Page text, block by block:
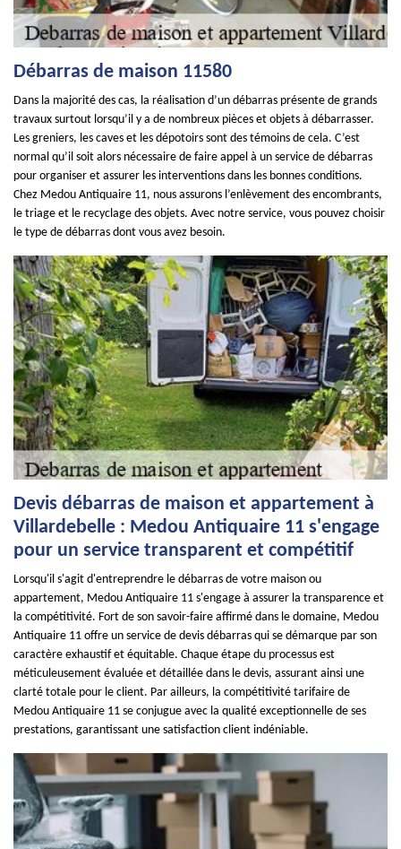
Débarras de maison 11580
Dans la majorité des cas, la réalisation d’un débarras présente de grands
travaux surtout lorsqu’il y a de nombreux pièces et objets à débarrasser.
Les greniers, les caves et les dépotoirs sont des témoins de cela. C’est
normal qu’il soit alors nécessaire de faire appel à un service de débarras
pour organiser et assurer les interventions dans les bonnes conditions.
Chez Medou Antiquaire 11, nous assurons l’enlèvement des encombrants,
le triage et le recyclage des objets. Avec notre service, vous pouvez choisir
le type de débarras dont vous avez besoin.
Devis débarras de maison et appartement à
Villardebelle : Medou Antiquaire 11 s'engage
pour un service transparent et compétitif
Lorsqu'il s'agit d'entreprendre le débarras de votre maison ou
appartement, Medou Antiquaire 11 s'engage à assurer la transparence et
la compétitivité. Fort de son savoir-faire affirmé dans le domaine, Medou
Antiquaire 11 offre un service de devis débarras qui se démarque par son
caractère exhaustif et équitable. Chaque étape du processus est
méticuleusement évaluée et détaillée dans le devis, assurant ainsi une
clarté totale pour le client. Par ailleurs, la compétitivité tarifaire de
Medou Antiquaire 11 se conjugue avec la qualité exceptionnelle de ses
prestations, garantissant une satisfaction client indéniable.